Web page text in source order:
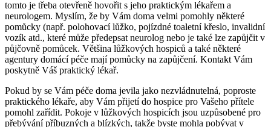
tomto je třeba otevřeně hovořit s jeho praktickým lékařem a
neurologem. Myslím, že by Vám doma velmi pomohly některé
pomůcky (např. polohovací lůžko, pojízdné toaletní křeslo, invalidní
vozík atd., které může předepsat neurolog nebo je také lze zapůjčit v
půjčovně pomůcek. Většina lůžkových hospiců a také některé
agentury domácí péče mají pomůcky na zapůjčení. Kontakt Vám
poskytně Váš praktický lékař.
Pokud by se Vám péče doma jevila jako nezvládnutelná, poproste
praktického lékaře, aby Vám přijetí do hospice pro Vašeho přítele
pomohl zařídit. Pokoje v lůžkových hospicích jsou uzpůsobené pro
přebývání příbuzných a blízkých, takže byste mohla pobývat v